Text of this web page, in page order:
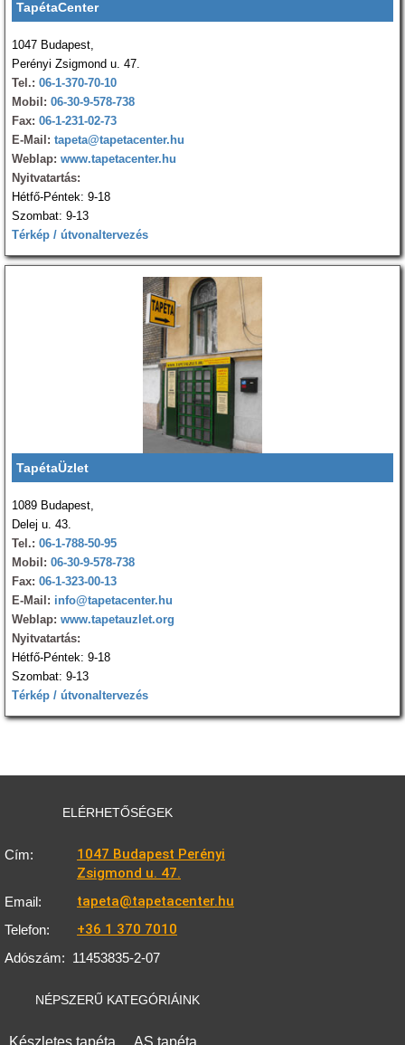
TapétaCenter
1047 Budapest,
Perényi Zsigmond u. 47.
Tel.: 06-1-370-70-10
Mobil: 06-30-9-578-738
Fax: 06-1-231-02-73
E-Mail: tapeta@tapetacenter.hu
Weblap: www.tapetacenter.hu
Nyitvatartás:
Hétfő-Péntek: 9-18
Szombat: 9-13
Térkép / útvonaltervezés
TapétaÜzlet
1089 Budapest,
Delej u. 43.
Tel.: 06-1-788-50-95
Mobil: 06-30-9-578-738
Fax: 06-1-323-00-13
E-Mail: info@tapetacenter.hu
Weblap: www.tapetauzlet.org
Nyitvatartás:
Hétfő-Péntek: 9-18
Szombat: 9-13
Térkép / útvonaltervezés
ELÉRHETŐSÉGEK
Cím:
1047 Budapest Perényi
Zsigmond u. 47.
Email: tapeta@tapetacenter.hu
Telefon: +36 1 370 7010
Adószám: 11453835-2-07
NÉPSZERŰ KATEGÓRIÁINK
Készletes tapéta AS tapéta